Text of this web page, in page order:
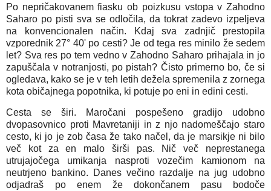
Po nepričakovanem fiasku ob poizkusu vstopa v Zahodno
Saharo po pisti sva se odločila, da tokrat zadevo izpeljeva
na konvencionalen način. Kdaj sva zadnjič prestopila
vzporednik 27° 40' po cesti? Je od tega res minilo že sedem
let? Sva res po tem vedno v Zahodno Saharo prihajala in jo
zapuščala v notranjosti, po pistah? Čisto primerno bo, če si
ogledava, kako se je v teh letih dežela spremenila z zornega
kota običajnega popotnika, ki potuje po eni in edini cesti.
Cesta se širi. Maročani pospešeno gradijo udobno
dvopasovnico proti Mavretaniji in z njo nadomeščajo staro
cesto, ki jo je zob časa že tako načel, da je marsikje ni bilo
več kot za en malo širši pas. Nič več neprestanega
utrujajočega umikanja nasproti vozečim kamionom na
neutrjeno bankino. Danes večino razdalje na jug udobno
odjadraš po enem že dokončanem pasu bodoče